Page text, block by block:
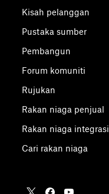
Kisah pelanggan
Pustaka sumber
Pembangun
Forum komuniti
Rujukan
Rakan niaga penjual
Rakan niaga integrasi
Cari rakan niaga